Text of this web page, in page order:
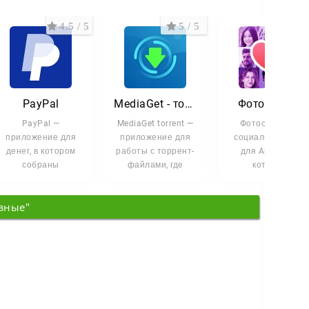
PayPal
PayPal —
приложение для
денег, в котором
собраны
за счётом. Всё
4.5 / 5
MediaGet - торрент клиент
MediaGet torrent —
приложение для
работы с торрент-
файлами, где
5 / 5
Фотострана
Фотострана —
социальная сеть
для Android, в
которой
собраны в